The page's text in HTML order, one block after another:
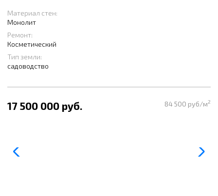
Материал стен:
Монолит
Ремонт:
Косметический
Тип земли:
садоводство
17 500 000 руб. 84 500 руб/м2